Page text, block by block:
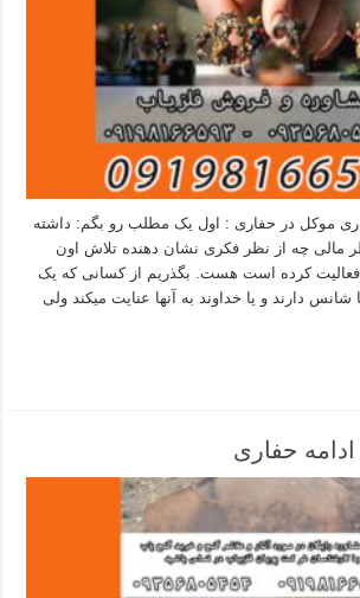
موکل در حفاری : اول یک مطلب رو بگم: داشته
مالی چه از نظر فکری نشان دهنده تلاش اون
کرده است هست. بگذریم از کسانی که یک
دارند و یا خداوند به آنها عنایت میکند ولی